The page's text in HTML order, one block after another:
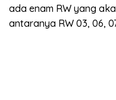
ada enam RW yang
antaranya RW 03, 06,